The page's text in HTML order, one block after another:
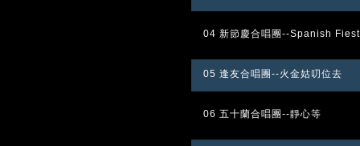
04 新節慶合唱團--Spanish
05 逢友合唱團--火金姑叨位去
06 五十蘭合唱團--靜心等